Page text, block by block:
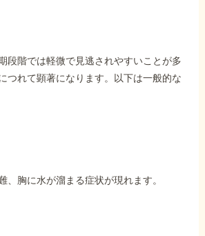
3797
段階では軽微で見逃されやすいことが多
つれて顕著になります。以下は一般的な
、胸に水が溜まる症状が現れます。